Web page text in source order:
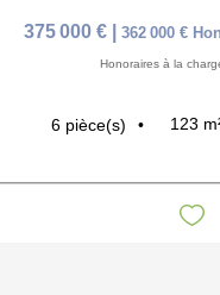
375 000 € 362 000 €
Honoraires à la
6 pièce(s) 123